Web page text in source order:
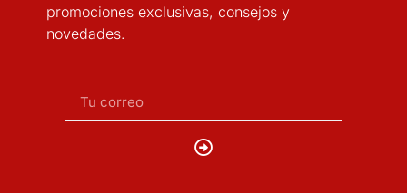
promociones exclusivas, consejos y
novedades.